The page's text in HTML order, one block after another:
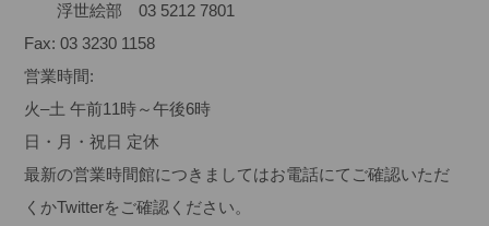
浮世絵部 03 5212 7801
Fax: 03 3230 1158
営業時間:
火–土 午前11時～午後6時
日・月・祝日 定休
最新の営業時間館につきましてはお電話にてご確認いただ
くかTwitterをご確認ください。